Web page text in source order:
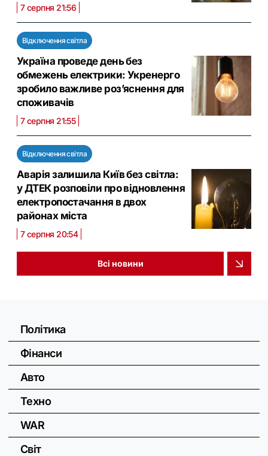
7 серпня 21:56
Відключення світла
Україна проведе день без
обмежень електрики: Укренерго
зробило важливе роз’яснення для
споживачів
7 серпня 21:55
Відключення світла
Аварія залишила Київ без світла:
у ДТЕК розповіли про відновлення
електропостачання в двох
районах міста
7 серпня 20:54
Всі новини
Політика
Фінанси
Авто
Техно
WAR
Світ